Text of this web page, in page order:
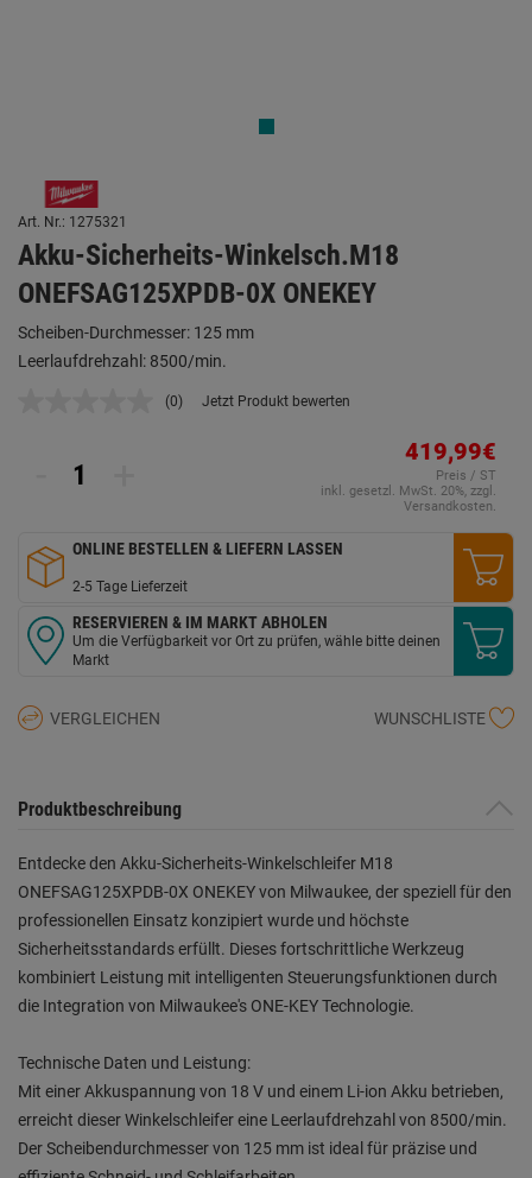
Art. Nr.: 1275321
Akku-Sicherheits-Winkelsch.M18
ONEFSAG125XPDB-0X ONEKEY
Scheiben-Durchmesser: 125 mm
Leerlaufdrehzahl: 8500/min.
Kein
(0) Jetzt Produkt bewerten
419,99€
Preis / ST
inkl. gesetzl. MwSt. 20%, zzgl.
Versandkosten.
ONLINE BESTELLEN & LIEFERN LASSEN
2-5 Tage Lieferzeit
RESERVIEREN & IM MARKT ABHOLEN
Um die Verfügbarkeit vor Ort zu prüfen, wähle bitte deinen
Markt
VERGLEICHEN WUNSCHLISTE
Produktbeschreibung
Entdecke den Akku-Sicherheits-Winkelschleifer M18
ONEFSAG125XPDB-0X ONEKEY von Milwaukee, der speziell für den
professionellen Einsatz konzipiert wurde und höchste
Sicherheitsstandards erfüllt. Dieses fortschrittliche Werkzeug
kombiniert Leistung mit intelligenten Steuerungsfunktionen durch
die Integration von Milwaukee's ONE-KEY Technologie.
Technische Daten und Leistung:
Mit einer Akkuspannung von 18 V und einem Li-ion Akku betrieben,
erreicht dieser Winkelschleifer eine Leerlaufdrehzahl von 8500/min.
Der Scheibendurchmesser von 125 mm ist ideal für präzise und